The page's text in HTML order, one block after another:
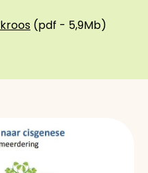
(pdf - 5,9Mb)